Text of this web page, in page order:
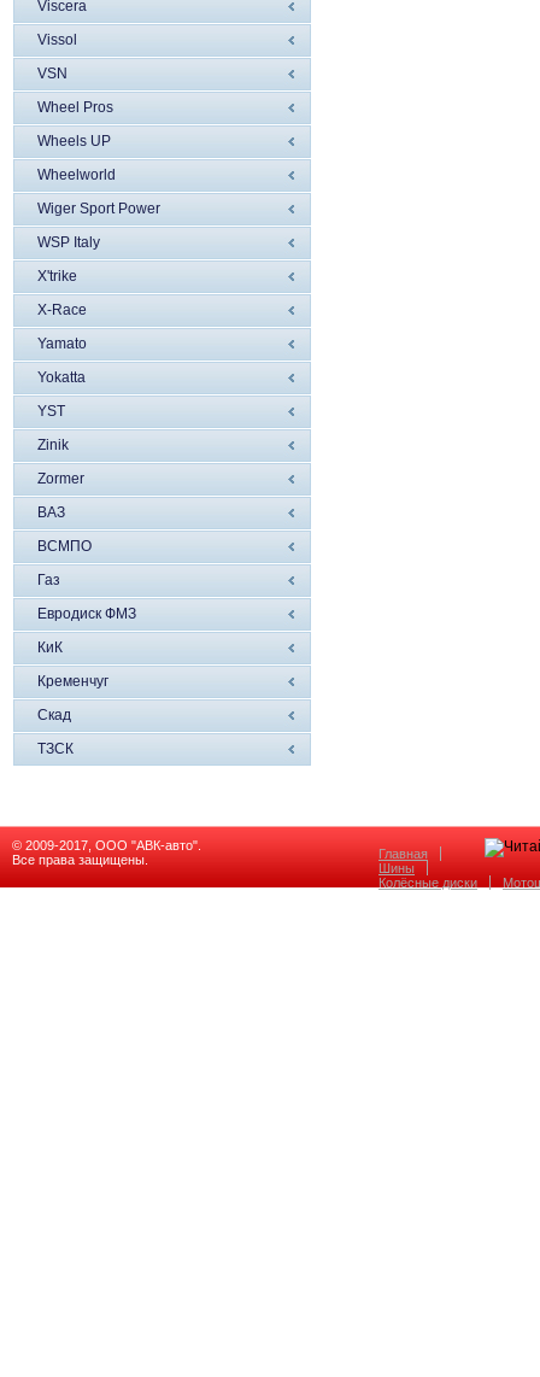
Viscera
Vissol
VSN
Wheel Pros
Wheels UP
Wheelworld
Wiger Sport Power
WSP Italy
X'trike
X-Race
Yamato
Yokatta
YST
Zinik
Zormer
ВАЗ
ВСМПО
Газ
Евродиск ФМЗ
КиК
Кременчуг
Скад
ТЗСК
© 2009-2017, ООО "АВК-авто".
Все права защищены.
Главная
Шины
Колёсные диски